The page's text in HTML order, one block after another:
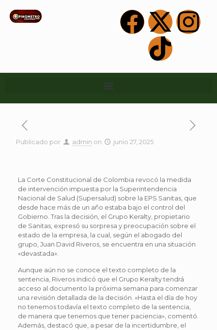
Publicado por admin on junio 27, 2025
La Corte Constitucional de Colombia revocó la medida
de intervención impuesta por la Superintendencia
Nacional de Salud (Supersalud) sobre la EPS Sanitas, que
desde hace más de un año estaba bajo el control del
Gobierno. Tras la decisión, el Grupo Keralty, propietario
de Sanitas, expresó su sorpresa y preocupación sobre el
estado de la empresa, la cual, según el abogado del
grupo, Juan David Riveros, se encuentra en una situación
«devastada».
Aunque aún no se conoce el texto completo de la
sentencia, Riveros indicó que el Grupo Keralty tendrá
acceso al documento la próxima semana para comenzar
una revisión detallada de la decisión. «Hasta el día de hoy
no tenemos todavía el texto completo de la sentencia,
de manera que tenemos que tener paciencia», comentó.
Además, destacó que, a pesar de la incertidumbre, el